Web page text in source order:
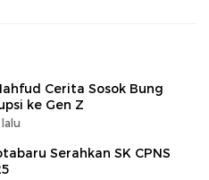
Cerita Sosok Bung
ke Gen Z
Serahkan SK CPNS